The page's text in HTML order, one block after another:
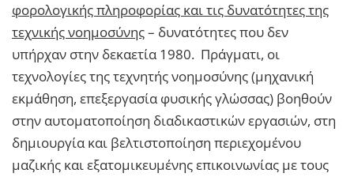
φορολογικής πληροφορίας και τις δυνατότητες της
τεχνικής νοημοσύνης– δυνατότητες που δεν
υπήρχαν στην δεκαετία 1980. Πράγματι, οι
τεχνολογίες της τεχνητής νοημοσύνης (μηχανική
εκμάθηση, επεξεργασία φυσικής γλώσσας) βοηθούν
στην αυτοματοποίηση διαδικαστικών εργασιών, στη
δημιουργία και βελτιστοποίηση περιεχομένου
μαζικής και εξατομικευμένης επικοινωνίας με τους